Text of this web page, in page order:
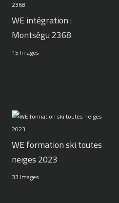
WE intégration :
Montségu 2368
15 Images
WE formation ski toutes
neiges 2023
33 Images